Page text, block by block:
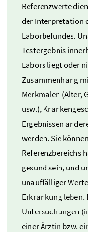
Referenzwerte
der Interpretation
Laborbefundes.
Testergebnis
Labors liegt oder
Zusammenhang
Merkmalen (Alter,
usw.),
Ergebnissen
werden. Sie
Referenzbereichs
gesund sein, und
unauffälliger
Erkrankung
Untersuchungen (
einer Ärztin bzw.